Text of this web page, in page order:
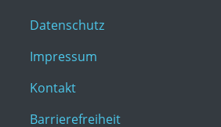
Datenschutz
Impressum
Kontakt
Barrierefreiheit